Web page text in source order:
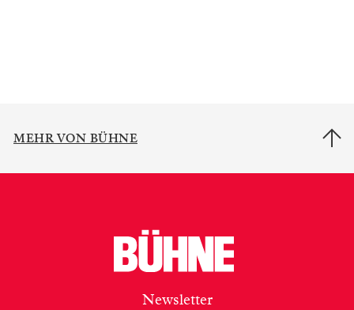
MEHR VON BÜHNE
Newsletter